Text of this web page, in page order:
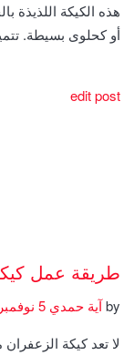
هذه الكيكة اللذيذة
أو كحلوى بسيطة.
edit post
طريقة عمل
byآية حمدي
لا تعد كيكة